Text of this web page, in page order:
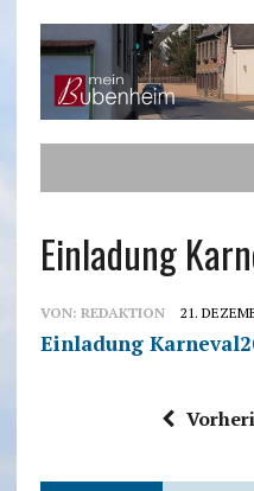
Einladung
VON: REDAKTION 21.
Einladung